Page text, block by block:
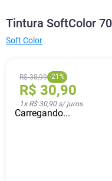
Tintura SoftColor
Soft Color
R$ 38,99 -21 %
R$ 30,90
1x R$ 30,90s/ juros
Carregando...